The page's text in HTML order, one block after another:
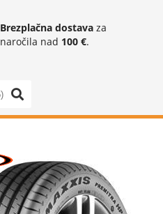
Brezplačna dostava za
naročila nad 100 €.